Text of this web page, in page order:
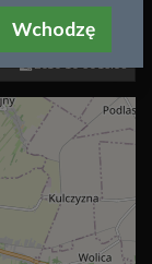
Wchodzę